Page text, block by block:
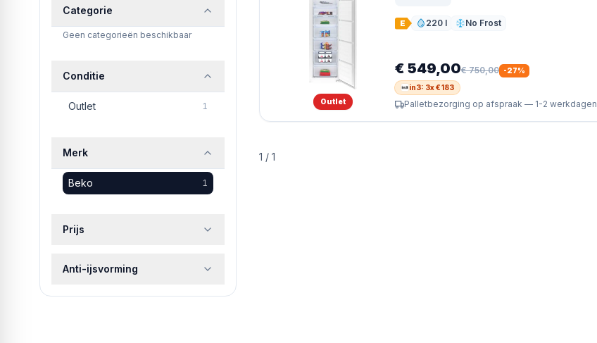
Categorie
Geen categorieën beschikbaar
Conditie
Outlet 1
Merk
Beko 1
Prijs
Anti-ijsvorming
Outlet
E 220 l
Inhoud No Frost
Ontdooien
€ 549,00€ 750,00 -27%
in3: 3x € 183
Palletbezorging op afspraak — 1-2 werkdagen
1 / 1